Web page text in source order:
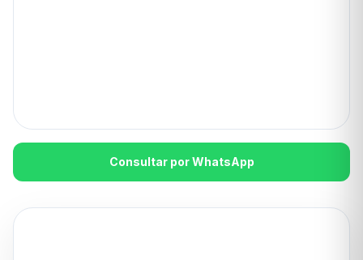
Consultar por WhatsApp